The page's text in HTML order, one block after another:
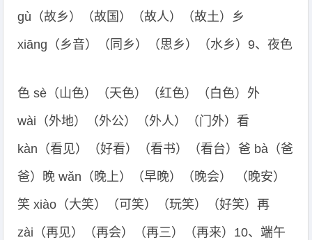
gù（故乡）（故国）（故人）（故土）乡
xiāng（乡音）（同乡）（思乡）（水乡）9、夜色
色 sè（山色）（天色）（红色）（白色）外
wài（外地）（外公）（外人）（门外）看
kàn（看见）（好看）（看书）（看台）爸 bà（爸
爸）晚 wǎn（晚上）（早晚）（晚会） （晚安）
笑 xiào（大笑）（可笑）（玩笑）（好笑）再
zài（再见）（再会）（再三）（再来）10、端午